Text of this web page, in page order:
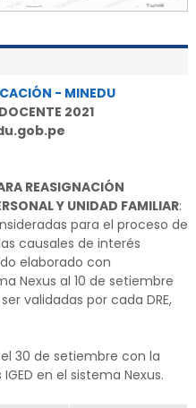
- MINEDU
2021
REASIGNACIÓN
Y UNIDAD FAMILIAR:
para el proceso de
causales de interés
elaborado con
Nexus al 10 de setiembre
validadas por cada DRE,
30 de setiembre con la
en el sistema Nexus.